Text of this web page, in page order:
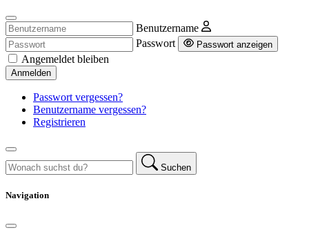
Benutzername
Passwort
Passwort anzeigen
Angemeldet bleiben
Anmelden
Passwort vergessen?
Benutzername vergessen?
Registrieren
Suchen
Navigation